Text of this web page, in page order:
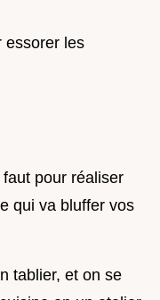
essorer les
pour réaliser
qui va bluffer vos
tablier, et on se